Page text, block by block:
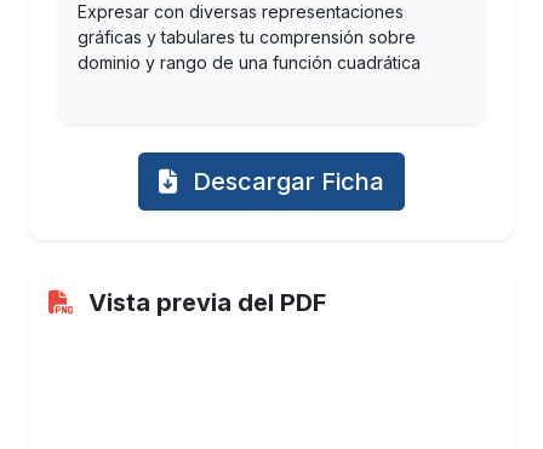
Expresar con diversas representaciones
gráficas y tabulares tu comprensión sobre
dominio y rango de una función cuadrática
Descargar Ficha
Vista previa del PDF